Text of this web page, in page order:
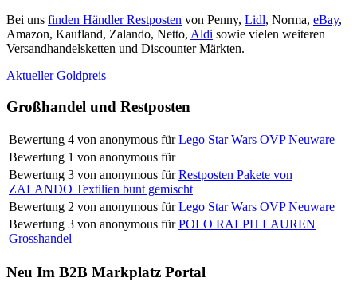
Bei uns finden Händler Restposten von Penny, Lidl, Norma, eBay,
Amazon, Kaufland, Zalando, Netto, Aldi sowie vielen weiteren
Versandhandelsketten und Discounter Märkten.
Aktueller Goldpreis
Großhandel und Restposten
Bewertung 4 von anonymous für Lego Star Wars OVP Neuware
Bewertung 1 von anonymous für
Bewertung 3 von anonymous für Restposten Pakete von
ZALANDO Textilien bunt gemischt
Bewertung 2 von anonymous für Lego Star Wars OVP Neuware
Bewertung 3 von anonymous für POLO RALPH LAUREN
Grosshandel
Neu Im B2B Markplatz Portal